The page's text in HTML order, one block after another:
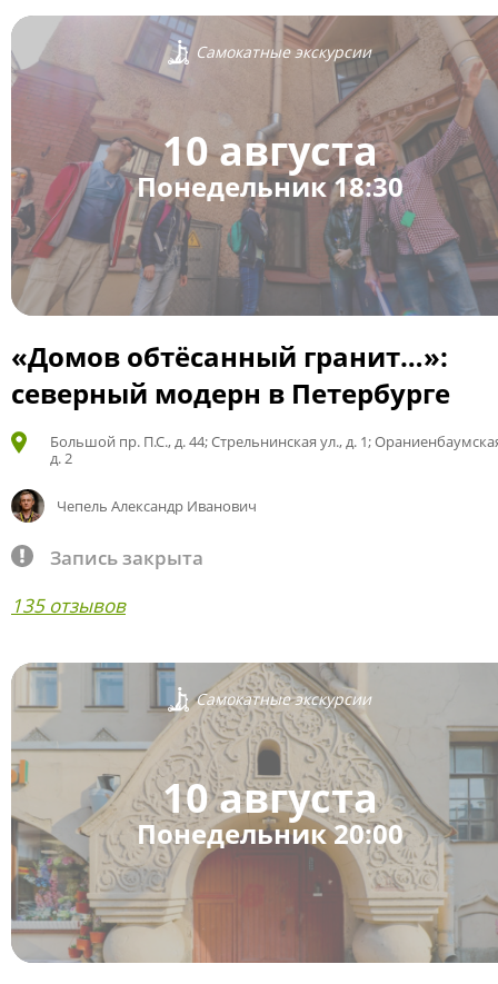
Самокатные экскурсии
10 августа
Понедельник 18:30
«Домов обтёсанный гранит…»:
северный модерн в Петербурге
Большой пр. П.С., д. 44; Стрельнинская ул., д. 1;
д. 2
Чепель Александр Иванович
Запись закрыта
135 отзывов
Самокатные экскурсии
10 августа
Понедельник 20:00